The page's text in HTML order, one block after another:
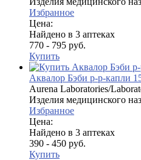
Избранное
Цена:
Найдено в 3 аптеках
770 - 795 руб.
Купить
Аквалор Бэби р-р-капли
Aurena Laboratories/
Изделия медицинского
Избранное
Цена:
Найдено в 3 аптеках
390 - 450 руб.
Купить